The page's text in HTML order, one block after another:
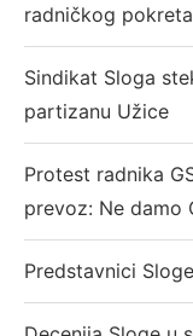
radničkog pokreta
Sindikat Sloga
partizanu Užice
Protest radnika
prevoz: Ne damo
Predstavnici